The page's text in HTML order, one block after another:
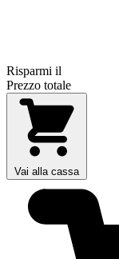
Risparmi il
Prezzo totale
Vai alla cassa